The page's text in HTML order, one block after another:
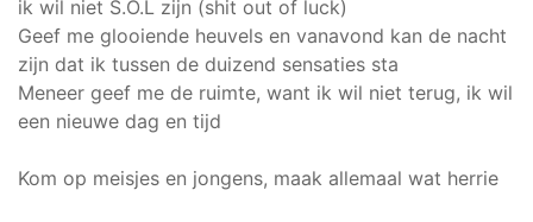
ik wil niet S.O.L zijn (shit out of luck)
Geef me glooiende heuvels en vanavond kan de nacht
zijn dat ik tussen de duizend sensaties sta
Meneer geef me de ruimte, want ik wil niet terug, ik wil
een nieuwe dag en tijd
Kom op meisjes en jongens, maak allemaal wat herrie